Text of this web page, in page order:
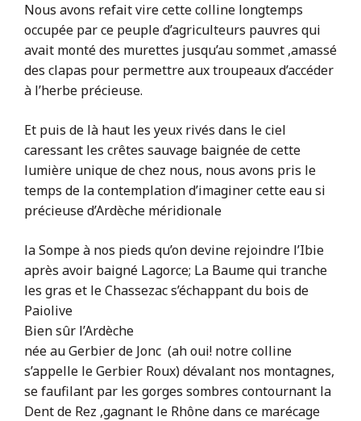
Nous avons refait vire cette colline longtemps
occupée par ce peuple d’agriculteurs pauvres qui
avait monté des murettes jusqu’au sommet ,amassé
des clapas pour permettre aux troupeaux d’accéder
à l’herbe précieuse.
Et puis de là haut les yeux rivés dans le ciel
caressant les crêtes sauvage baignée de cette
lumière unique de chez nous, nous avons pris le
temps de la contemplation d’imaginer cette eau si
précieuse d’Ardèche méridionale
la Sompe à nos pieds qu’on devine rejoindre l’Ibie
après avoir baigné Lagorce; La Baume qui tranche
les gras et le Chassezac s’échappant du bois de
Paiolive
Bien sûr l’Ardèche
née au Gerbier de Jonc (ah oui! notre colline
s’appelle le Gerbier Roux) dévalant nos montagnes,
se faufilant par les gorges sombres contournant la
Dent de Rez ,gagnant le Rhône dans ce marécage